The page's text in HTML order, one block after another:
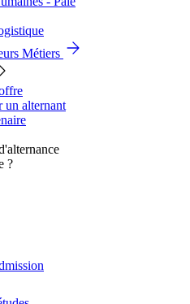
Métiers
un alternant
?